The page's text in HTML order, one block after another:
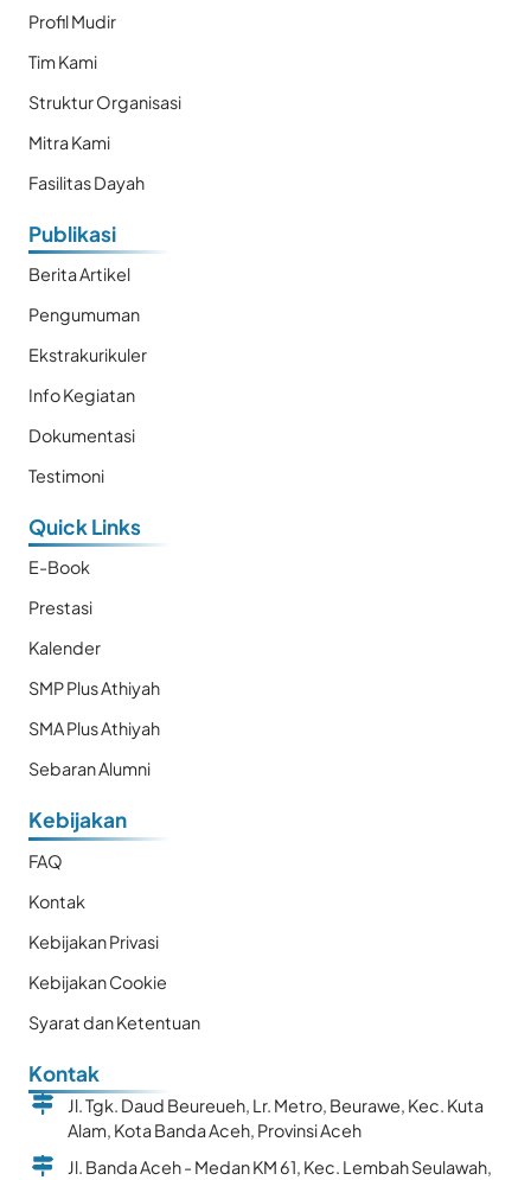
Profil Mudir
Tim Kami
Struktur Organisasi
Mitra Kami
Fasilitas Dayah
Publikasi
Berita Artikel
Pengumuman
Ekstrakurikuler
Info Kegiatan
Dokumentasi
Testimoni
Quick Links
E-Book
Prestasi
Kalender
SMP Plus Athiyah
SMA Plus Athiyah
Sebaran Alumni
Kebijakan
FAQ
Kontak
Kebijakan Privasi
Kebijakan Cookie
Syarat dan Ketentuan
Kontak
Jl. Tgk. Daud Beureueh, Lr. Metro, Beurawe, Kec. Kuta
Alam, Kota Banda Aceh, Provinsi Aceh
Jl. Banda Aceh - Medan KM 61, Kec. Lembah Seulawah,